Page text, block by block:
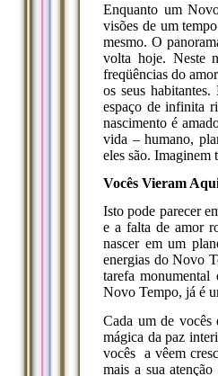
Enquanto um
visões de um
mesmo. O
volta hoje. Neste
freqüências do
os seus
espaço de infinita
nascimento é
vida – humano,
eles são. Imaginem
Vocês Vieram
Isto pode parecer
e a falta de amor
nascer em um
energias do Novo
tarefa monumental
Novo Tempo, já é
Cada um de vocês
mágica da paz
vocês a vêem
mais a sua